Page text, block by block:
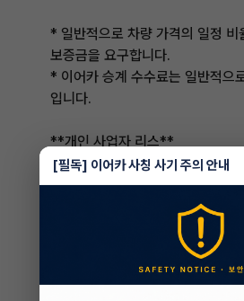
* 일반적으로 차량 가격의 일정
보증금을 요구합니다.
* 이어카 승계 수수료는 일반적으
입니다.
**개인 사업자 리스**
* 리스 회사에 따라 다르지만, 초
료가 필요할 수 있습니다.
* 이어카 승계 수수료는 일반적으
이어카 승계 수수료는 다음과 같
[필독] 이어카 사칭 사기 주의 안내